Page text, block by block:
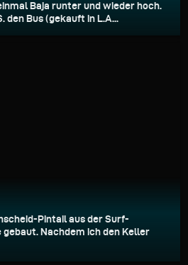
Baja runter und wieder hoch.
den Bus (gekauft in L.A...
Pintail aus der Surf-
Nachdem ich den Keller